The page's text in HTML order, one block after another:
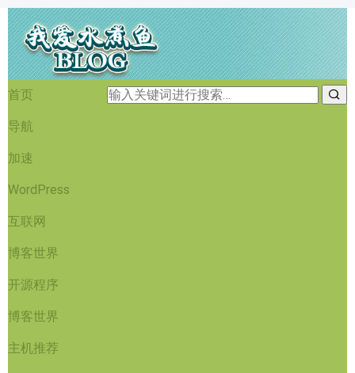
首页
导航
加速
WordPress
互联网
博客世界
开源程序
博客世界
主机推荐